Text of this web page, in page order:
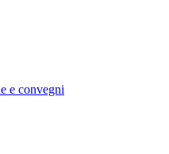
e convegni